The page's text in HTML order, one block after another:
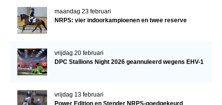
maandag 23 februari
NRPS: vier indoorkampioenen en twee reserve
vrijdag 20 februari
DPC Stallions Night 2026 geannuleerd wegens EHV-1
vrijdag 13 februari
Power Edition en Stender NRPS-goedgekeurd